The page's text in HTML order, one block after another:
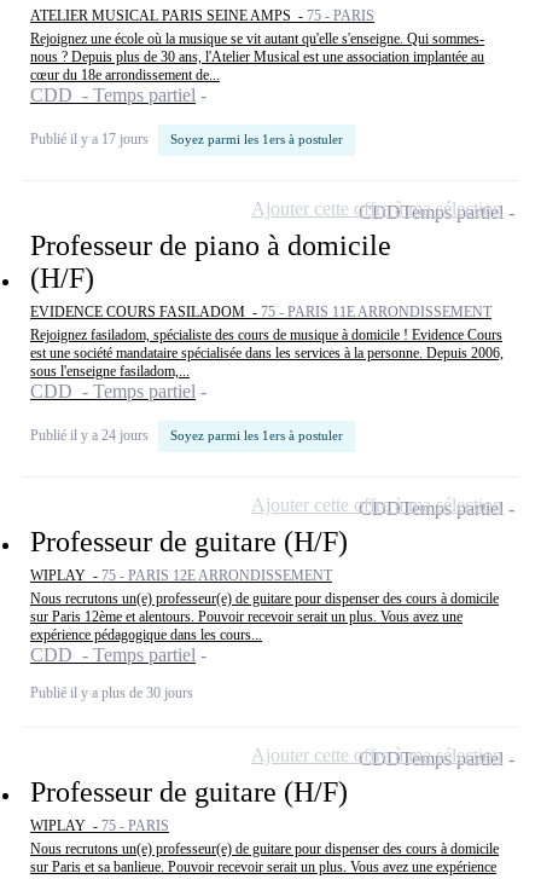
ATELIER MUSICAL PARIS SEINE AMPS - 75 - PARIS
Rejoignez une école où la musique se vit autant qu'elle s'enseigne. Qui sommes-
nous ? Depuis plus de 30 ans, l'Atelier Musical est une association implantée au
cœur du 18e arrondissement de...
CDD - Temps partiel
Publié il y a 17 jours Soyez parmi les 1ers à postuler
Professeur de piano à domicile
(H/F)
EVIDENCE COURS FASILADOM - 75 - PARIS 11E ARRONDISSEMENT
Rejoignez fasiladom, spécialiste des cours de musique à domicile ! Evidence Cours
est une société mandataire spécialisée dans les services à la personne. Depuis 2006,
sous l'enseigne fasiladom,...
CDD - Temps partiel
Publié il y a 24 jours Soyez parmi les 1ers à postuler
CDDTemps partiel
Ajouter cette offre à ma sélection
Professeur de guitare (H/F)
WIPLAY - 75 - PARIS 12E ARRONDISSEMENT
Nous recrutons un(e) professeur(e) de guitare pour dispenser des cours à domicile
sur Paris 12ème et alentours. Pouvoir recevoir serait un plus. Vous avez une
expérience pédagogique dans les cours...
CDD - Temps partiel
Publié il y a plus de 30 jours
CDDTemps partiel
Ajouter cette offre à ma sélection
Professeur de guitare (H/F)
WIPLAY - 75 - PARIS
Nous recrutons un(e) professeur(e) de guitare pour dispenser des cours à domicile
sur Paris et sa banlieue. Pouvoir recevoir serait un plus. Vous avez une expérience
CDDTemps partiel
Ajouter cette offre à ma sélection